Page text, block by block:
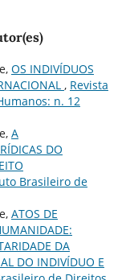
OS INDIVÍDUOS
, Revista
n. 12
A
DO
Brasileiro de
ATOS DE
DA
DO INDIVÍDUO E